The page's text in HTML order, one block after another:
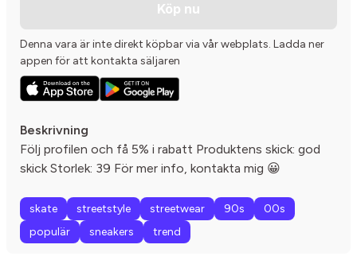
Köp nu
Denna vara är inte direkt köpbar via vår webplats. Ladda ner
appen för att kontakta säljaren
Beskrivning
Följ profilen och få 5% i rabatt Produktens skick: god
skick Storlek: 39 För mer info, kontakta mig 😀
skate streetstyle streetwear 90s
00s
populär
sneakers trend